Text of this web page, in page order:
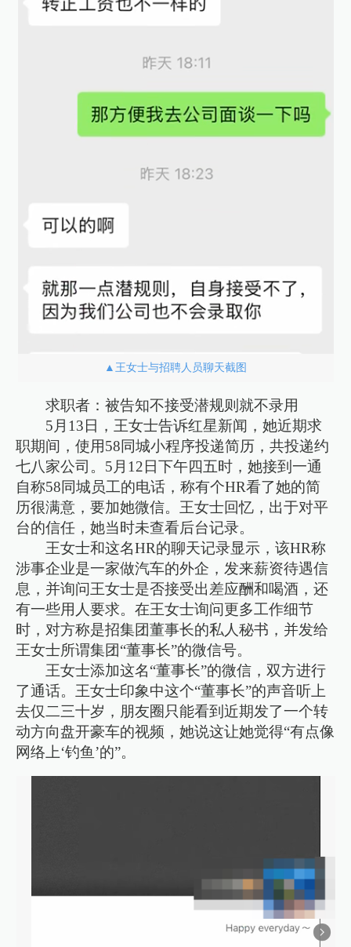
▲王女士与招聘人员聊天截图
求职者：被告知不接受潜规则就不录用
5月13日，王女士告诉红星新闻，她近期求
职期间，使用58同城小程序投递简历，共投递约
七八家公司。5月12日下午四五时，她接到一通
自称58同城员工的电话，称有个HR看了她的简
历很满意，要加她微信。王女士回忆，出于对平
台的信任，她当时未查看后台记录。
王女士和这名HR的聊天记录显示，该HR称
涉事企业是一家做汽车的外企，发来薪资待遇信
息，并询问王女士是否接受出差应酬和喝酒，还
有一些用人要求。在王女士询问更多工作细节
时，对方称是招集团董事长的私人秘书，并发给
王女士所谓集团“董事长”的微信号。
王女士添加这名“董事长”的微信，双方进行
了通话。王女士印象中这个“董事长”的声音听上
去仅二三十岁，朋友圈只能看到近期发了一个转
动方向盘开豪车的视频，她说这让她觉得“有点像
网络上‘钓鱼’的”。